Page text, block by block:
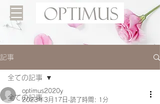
記事
全ての記事
全ての記事
optimus2020y
2023年3月17日 読了時間: 1分